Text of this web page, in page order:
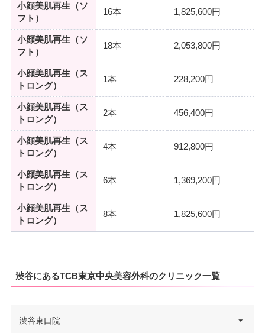
小顔美肌再生（ソ
フト）
16本 1,825,600円
小顔美肌再生（ソ
フト）
18本 2,053,800円
小顔美肌再生（ス
トロング）
1本 228,200円
小顔美肌再生（ス
トロング）
2本 456,400円
小顔美肌再生（ス
トロング）
4本 912,800円
小顔美肌再生（ス
トロング）
6本 1,369,200円
小顔美肌再生（ス
トロング）
8本 1,825,600円
渋谷にあるTCB東京中央美容外科のクリニック一覧
渋谷東口院